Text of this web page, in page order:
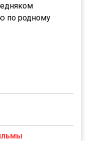
по родному